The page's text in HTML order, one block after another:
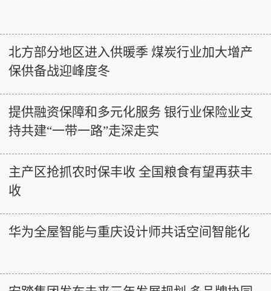
北方部分地区进入供暖季 煤炭行业加大增产
保供备战迎峰度冬
提供融资保障和多元化服务 银行业保险业支
持共建“一带一路”走深走实
主产区抢抓农时保丰收 全国粮食有望再获丰
收
华为全屋智能与重庆设计师共话空间智能化